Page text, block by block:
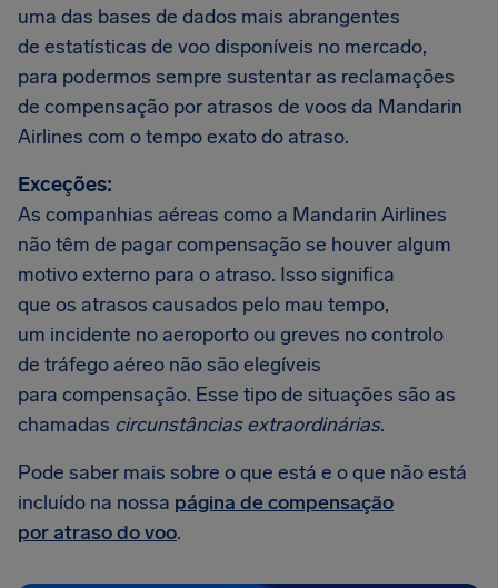
uma das bases de dados mais abrangentes
de estatísticas de voo disponíveis no mercado,
para podermos sempre sustentar as reclamações
de compensação por atrasos de voos da Mandarin
Airlines com o tempo exato do atraso.
Exceções:
As companhias aéreas como a Mandarin Airlines
não têm de pagar compensação se houver algum
motivo externo para o atraso. Isso significa
que os atrasos causados pelo mau tempo,
um incidente no aeroporto ou greves no controlo
de tráfego aéreo não são elegíveis
para compensação. Esse tipo de situações são as
chamadas circunstâncias extraordinárias.
Pode saber mais sobre o que está e o que não está
incluído na nossa página de compensação
por atraso do voo.